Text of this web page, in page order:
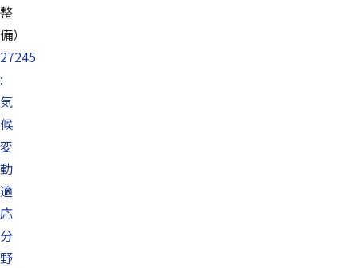
整
備）
27245
:
気
候
変
動
適
応
分
野